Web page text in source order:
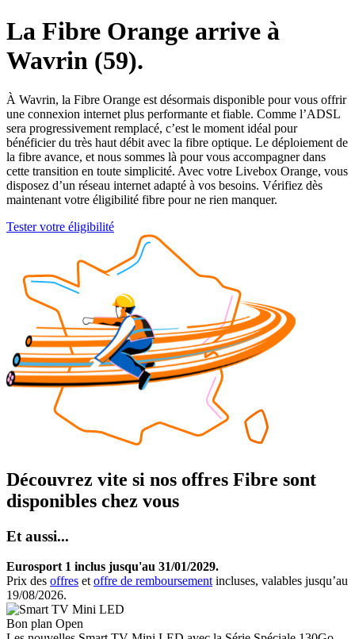
La Fibre Orange arrive à
Wavrin (59).
À Wavrin, la Fibre Orange est désormais disponible pour vous offrir
une connexion internet plus performante et fiable. Comme l’ADSL
sera progressivement remplacé, c’est le moment idéal pour
bénéficier du très haut débit avec la fibre optique. Le déploiement de
la fibre avance, et nous sommes là pour vous accompagner dans
cette transition en toute simplicité. Avec votre Livebox Orange, vous
disposez d’un réseau internet adapté à vos besoins. Vérifiez dès
maintenant votre éligibilité fibre pour ne rien manquer.
Tester votre éligibilité
Découvrez vite si nos offres Fibre sont
disponibles chez vous
Et aussi...
Eurosport 1 inclus jusqu'au 31/01/2029.
Prix des offres etoffre de remboursementincluses, valables jusqu’au
19/08/2026.
Bon plan Open